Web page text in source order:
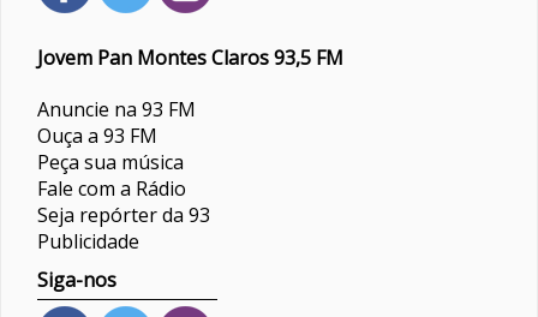
Jovem Pan Montes Claros 93,5 FM
Anuncie na 93 FM
Ouça a 93 FM
Peça sua música
Fale com a Rádio
Seja repórter da 93
Publicidade
Siga-nos